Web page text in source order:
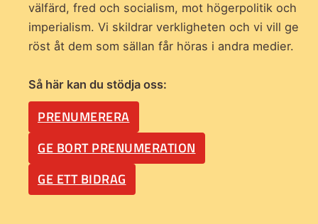
välfärd, fred och socialism, mot högerpolitik och
imperialism. Vi skildrar verkligheten och vi vill ge
röst åt dem som sällan får höras i andra medier.
Så här kan du stödja oss:
PRENUMERERA
GE BORT PRENUMERATION
GE ETT BIDRAG